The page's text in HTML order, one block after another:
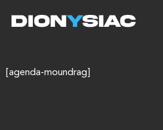
[agenda-moundrag]